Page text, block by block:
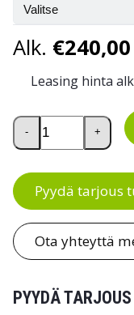
Alk. €240,00
Leasing hinta
Treston
- +
Pyydä tarjous
Ota yhteyttä
PYYDÄ